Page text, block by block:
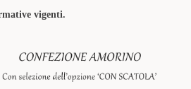
vigenti.